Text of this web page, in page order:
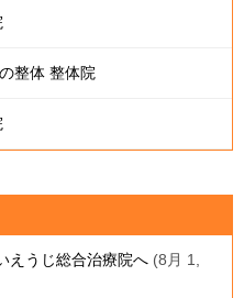
整体 整体院
えうじ総合治療院へ 8月 1,